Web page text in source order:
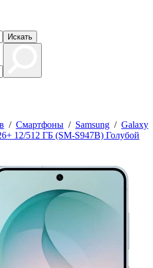
Искать
/ Смартфоны / Samsung / Galaxy
12/512 ГБ (SM-S947B) Голубой